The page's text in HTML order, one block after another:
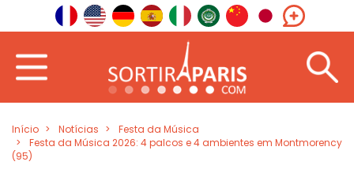
Início Notícias
Festa da Música
Festa da Música 2026: 4 palcos e 4 ambientes em Montmorency
(95)